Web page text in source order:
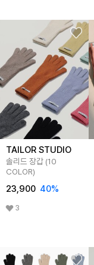
TAILOR STUDIO
솔리드 장갑 (10
COLOR)
23,900 40%
3